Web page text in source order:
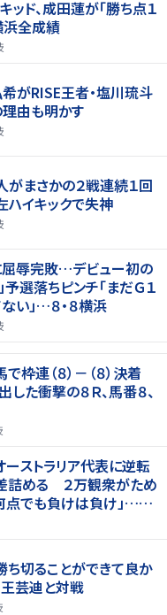
ッド、成田蓮が「勝ち点１
浜全成績
希がRISE王者・塩川琉斗
理由も明かす
がまさかの２戦連続１回
ハイキックで失神
屈辱完敗…デビュー初の
予選落ちピンチ「まだＧ１
い」…８・８横浜
連（８）－（８）決着
た衝撃の８Ｒ、馬番８、
ーストラリア代表に逆転
詰める ２万観衆がため
でも負けは負け」…前
イ、３２ー３５で惜敗
ち切ることができて良か
芸迪と対戦